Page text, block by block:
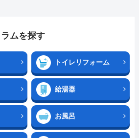
ムを探す
トイレリフォーム
給湯器
お風呂